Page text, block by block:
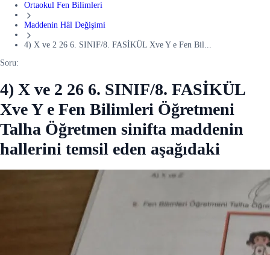
Ortaokul Fen Bilimleri
Maddenin Hâl Değişimi
4) X ve 2 26 6. SINIF/8. FASİKÜL Xve Y e Fen Bil...
Soru:
4) X ve 2 26 6. SINIF/8. FASİKÜL
Xve Y e Fen Bilimleri Öğretmeni
Talha Öğretmen sinifta maddenin
hallerini temsil eden aşağıdaki